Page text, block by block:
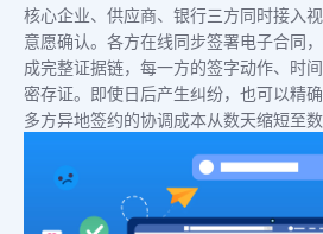
核心企业、供应商、银行三方同时接入
意愿确认。各方在线同步签署电子合同
成完整证据链，每一方的签字动作、时
密存证。即使日后产生纠纷，也可以精
多方异地签约的协调成本从数天缩短至数